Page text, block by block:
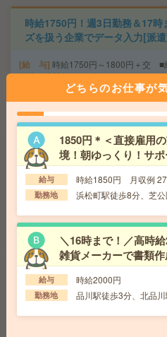
時給1750円！週3日勤務＆17時
ズを扱う企業でデータ入力[派
給 与 時給1750円～1800円＋交 ■
可能な速払いサービスあり
交通費支給あり
時給1850円！ピタッと16時ま
注データ入力など[派遣]
給 与 時給1850円～1970円＋交 ■
可能な速払いサービスあり
交通費 交通費支給あり
勤務地 東京都足立区 常磐線 北千住
座り仕事！給与即払いOK！高
力[派遣]
給 与 時給1800円
どちらのお仕事が
1850円＊＜直接雇用
境！朝ゆっくり！サ
給与 時給1850円 月収例
勤務地 浜松町駅徒歩8分、芝
＼16時まで！／高時
雑貨メーカーで書類
給与 時給2000円
勤務地 品川駅徒歩3分、北品